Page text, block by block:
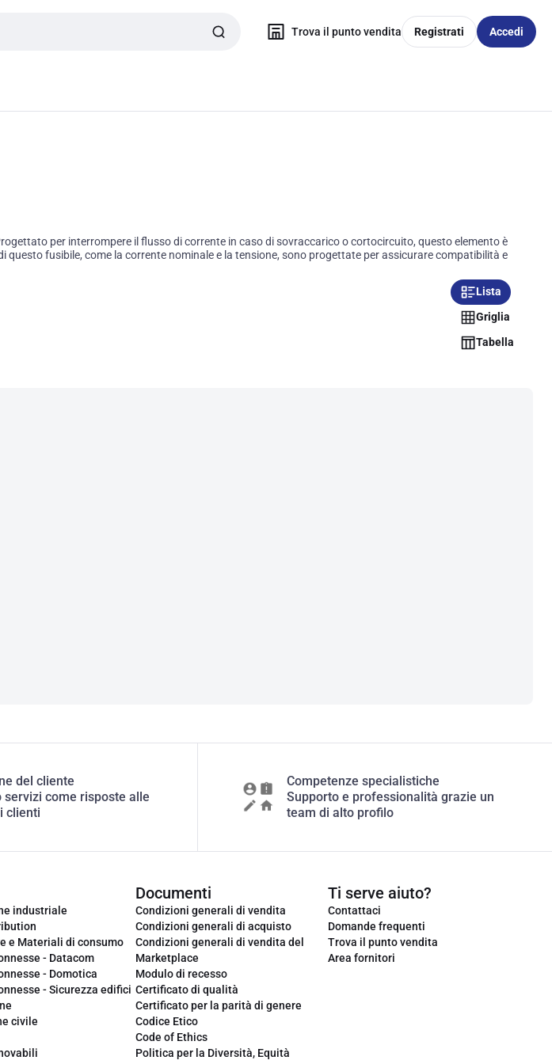
Trova il punto vendita Registrati Accedi
per interrompere il flusso di corrente in caso di sovraccarico o cortocircuito, questo elemento è
fusibile, come la corrente nominale e la tensione, sono progettate per assicurare compatibilità e
Lista
Griglia
Tabella
del cliente
servizi come risposte alle
clienti
Competenze specialistiche
Supporto e professionalità grazie un
team di alto profilo
industriale
e Materiali di consumo
- Datacom
- Domotica
- Sicurezza edifici
civile
Documenti
Condizioni generali di vendita
Condizioni generali di acquisto
Condizioni generali di vendita del
Marketplace
Modulo di recesso
Certificato di qualità
Certificato per la parità di genere
Codice Etico
Code of Ethics
Politica per la Diversità, Equità
Ti serve aiuto?
Contattaci
Domande frequenti
Trova il punto vendita
Area fornitori